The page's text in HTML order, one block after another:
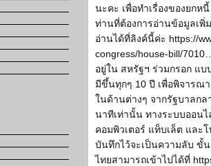
นะคะ เพื่อทำเรื่องของยกห
ท่านที่ต้องการอ่านข้อมูลเพิ่
อ่านได้ที่ลิงค์นี้ค่ะ https://
congress/house-bill/
อยู่ใน สหรัฐฯ ร่วมกรอก แ
มีขึ้นทุกๆ 10 ปี เพื่อพิจารณ
ในด้านต่างๆ จากรัฐบาลกล
นาทีเท่านั้น ทางระบบออน
คอมพิวเตอร์ แท็บเล็ต และ
บันทึกไว้จะเป็นความลับ ขั้
ไทยสามารถเข้าไปได้ที่